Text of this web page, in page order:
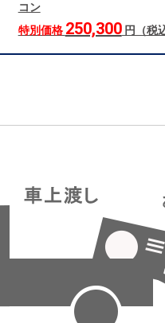
コン
特別価格 250,300円（税